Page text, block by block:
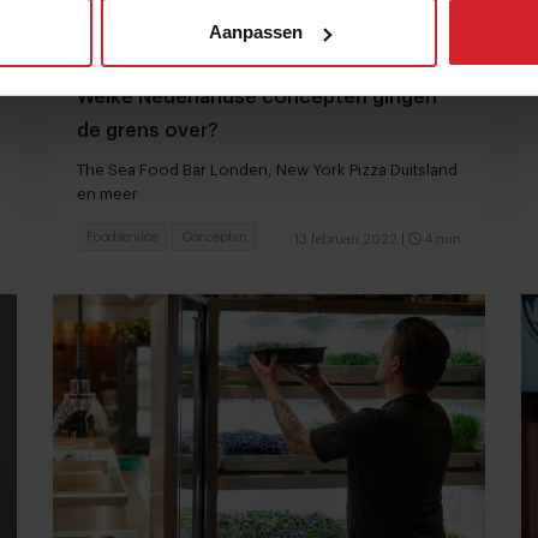
Aanpassen
Welke Nederlandse concepten gingen
de grens over?
The Sea Food Bar Londen, New York Pizza Duitsland
en meer
13 februari 2022 4 min
Foodservice Concepten